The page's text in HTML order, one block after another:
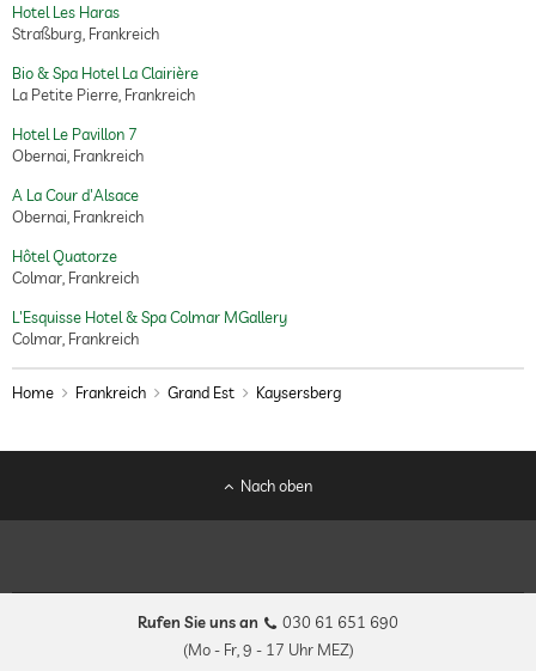
Hotel Les Haras
Straßburg, Frankreich
Bio & Spa Hotel La Clairière
La Petite Pierre, Frankreich
Hotel Le Pavillon 7
Obernai, Frankreich
A La Cour d'Alsace
Obernai, Frankreich
Hôtel Quatorze
Colmar, Frankreich
L'Esquisse Hotel & Spa Colmar MGallery
Colmar, Frankreich
Home Frankreich Grand Est Kaysersberg
Nach oben
Rufen Sie uns an
030 61 651 690
(Mo - Fr, 9 - 17 Uhr MEZ)